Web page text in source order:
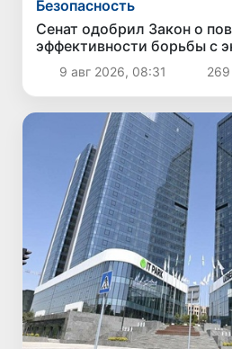
Безопасность
Сенат одобрил Закон о
эффективности борьбы с
9 авг 2026, 08:31 269